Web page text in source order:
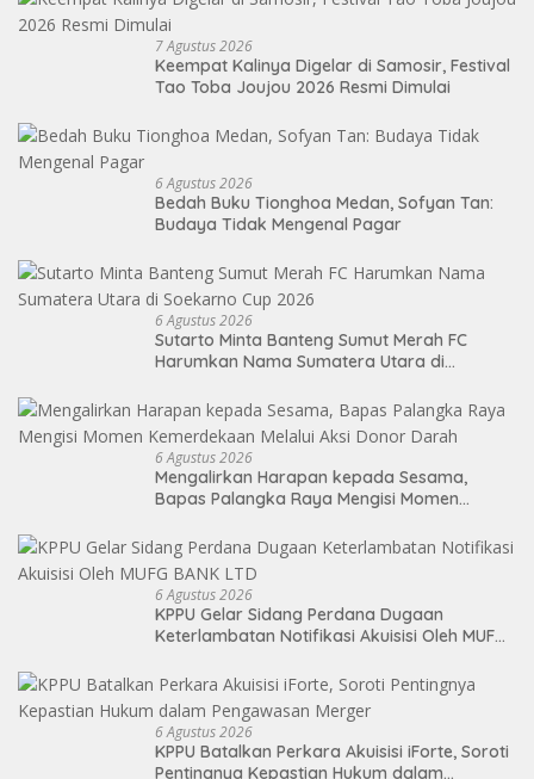
7 Agustus 2026
Keempat Kalinya Digelar di Samosir, Festival
Tao Toba Joujou 2026 Resmi Dimulai
6 Agustus 2026
Bedah Buku Tionghoa Medan, Sofyan Tan:
Budaya Tidak Mengenal Pagar
6 Agustus 2026
Sutarto Minta Banteng Sumut Merah FC
Harumkan Nama Sumatera Utara di
6 Agustus 2026
Mengalirkan Harapan kepada Sesama,
Bapas Palangka Raya Mengisi Momen
6 Agustus 2026
KPPU Gelar Sidang Perdana Dugaan
Keterlambatan Notifikasi Akuisisi Oleh MUFG
6 Agustus 2026
KPPU Batalkan Perkara Akuisisi iForte, Soroti
Pentingnya Kepastian Hukum dalam